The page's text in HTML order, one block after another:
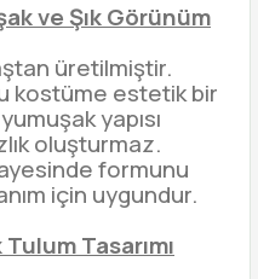
ve Şık Görünüm
üretilmiştir.
kostüme estetik bir
yapısı
oluşturmaz.
formunu
için uygundur.
Tasarımı